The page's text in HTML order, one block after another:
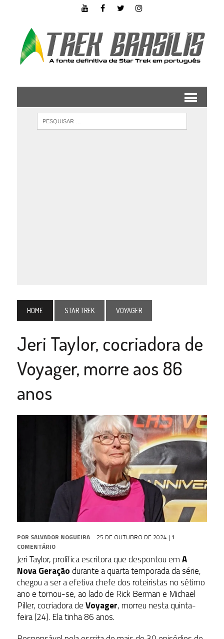
HOME STAR TREK VOYAGER
Jeri Taylor, cocriadora de
Voyager, morre aos 86
anos
POR SALVADOR NOGUEIRA 25 DE OUTUBRO DE 2024 | 1
COMENTÁRIO
Jeri Taylor, prolífica escritora que despontou emA
Nova Geraçãodurante a quarta temporada da série,
chegou a ser a efetiva chefe dos roteiristas no sétimo
ano e tornou-se, ao lado de Rick Berman e Michael
Piller, cocriadora deVoyager, morreu nesta quinta-
feira (24). Ela tinha 86 anos.